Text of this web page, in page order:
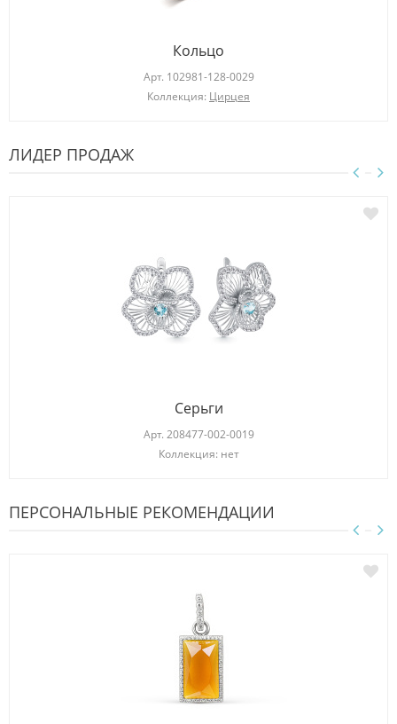
Кольцо
Арт. 102981-128-0029
Коллекция: Цирцея
ЛИДЕР ПРОДАЖ
Серьги
Арт. 208477-002-0019
Коллекция: нет
ПЕРСОНАЛЬНЫЕ РЕКОМЕНДАЦИИ